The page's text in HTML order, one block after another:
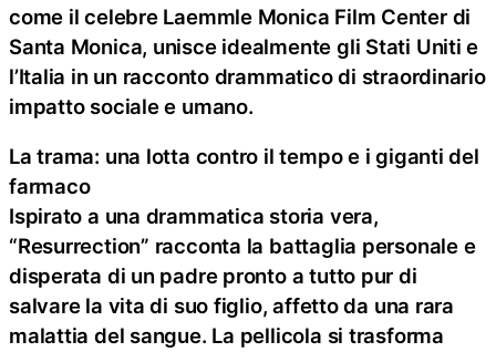
come il celebre Laemmle Monica Film Center di
Santa Monica, unisce idealmente gli Stati Uniti e
l’Italia in un racconto drammatico di straordinario
impatto sociale e umano.
La trama: una lotta contro il tempo e i giganti del
farmaco
Ispirato a una drammatica storia vera,
“Resurrection” racconta la battaglia personale e
disperata di un padre pronto a tutto pur di
salvare la vita di suo figlio, affetto da una rara
malattia del sangue. La pellicola si trasforma